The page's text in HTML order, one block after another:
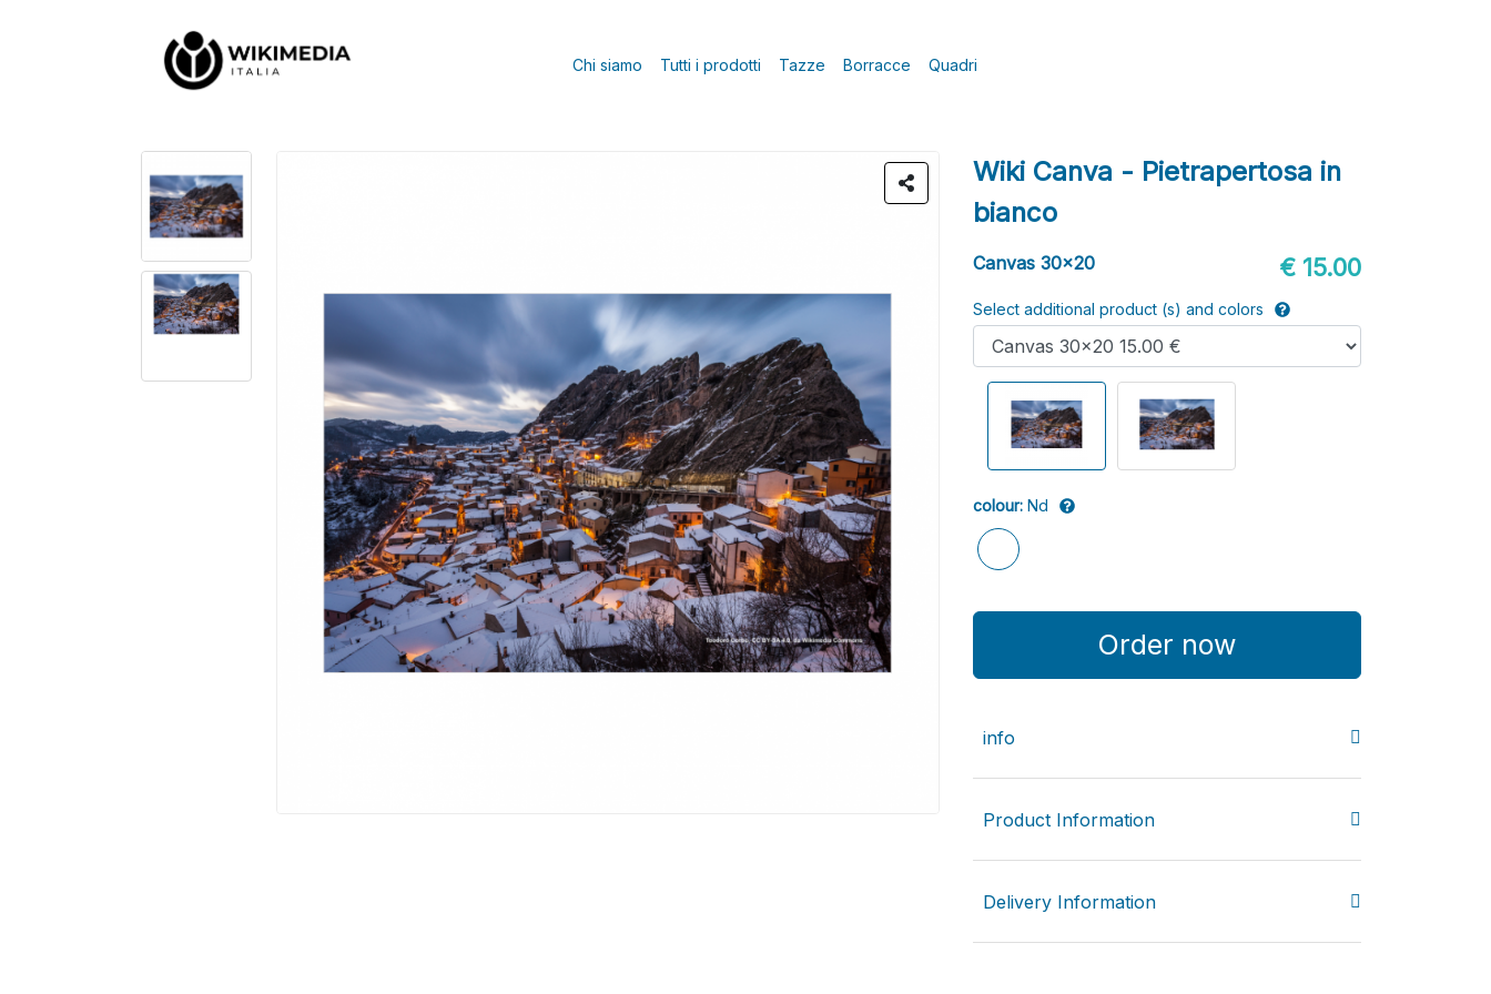
Chi siamo Tutti i prodotti Tazze Borracce Quadri
Wiki Canva - Pietrapertosa in
bianco
Canvas 30x20 € 15.00
Select additional product (s) and colors
colour: Nd
Order now
info
Product Information
Delivery Information